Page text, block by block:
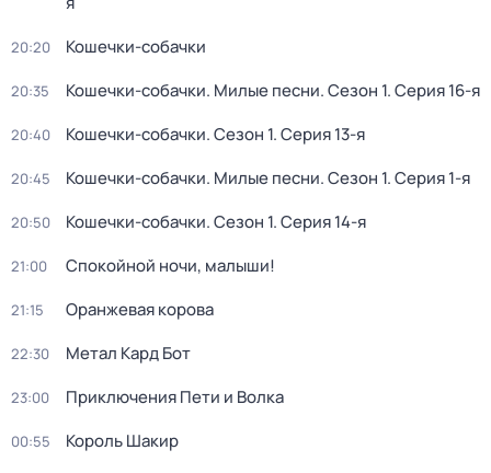
20:20 Кошечки-собачки
20:35 Кошечки-собачки. Милые песни. Сезон 1. Серия 16-я
20:40 Кошечки-собачки. Сезон 1. Серия 13-я
20:45 Кошечки-собачки. Милые песни. Сезон 1. Серия 1-я
20:50 Кошечки-собачки. Сезон 1. Серия 14-я
21:00 Спокойной ночи, малыши!
21:15 Оранжевая корова
22:30 Метал Кард Бот
23:00 Приключения Пети и Волка
00:55 Король Шакир